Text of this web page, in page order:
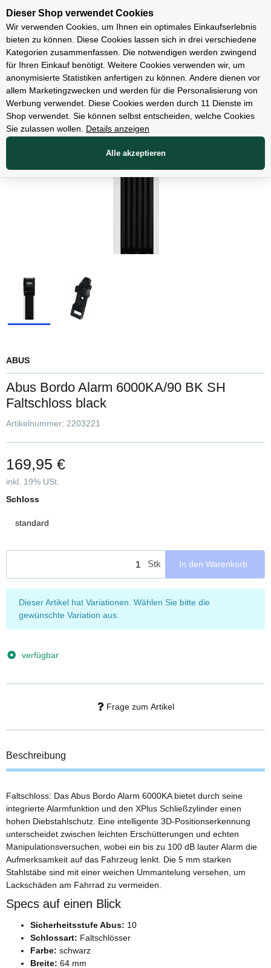
Unsere Filialen
Zubehör
ABUS
Abus Bordo Alarm 6000KA/90 BK SH
Faltschloss black
Artikelnummer: 2203221
169,95 €
inkl. 19% USt.
Schloss
standard
Stk In den Warenkorb
x
Dieser Artikel hat Variationen. Wählen Sie bitte die
gewünschte Variation aus.
verfügbar
Frage zum Artikel
Beschreibung
Faltschloss: Das Abus Bordo Alarm 6000KA bietet durch seine
integrierte Alarmfunktion und den XPlus Schließzylinder einen
hohen Diebstahlschutz. Eine intelligente 3D-Positionserkennung
unterscheidet zwischen leichten Erschütterungen und echten
Manipulationsversuchen, wobei ein bis zu 100 dB lauter Alarm die
Aufmerksamkeit auf das Fahrzeug lenkt. Die 5 mm starken
Stahlstäbe sind mit einer weichen Ummantelung versehen, um
Lackschäden am Fahrrad zu vermeiden.
Specs auf einen Blick
Sicherheitsstufe Abus: 10
Schlossart: Faltschlösser
Farbe: schwarz
Breite: 64 mm
Dieser Shop verwendet Cookies
Wir verwenden Cookies, um Ihnen ein optimales Einkaufserlebnis
bieten zu können. Diese Cookies lassen sich in drei verschiedene
Kategorien zusammenfassen. Die notwendigen werden zwingend
für Ihren Einkauf benötigt. Weitere Cookies verwenden wir, um
anonymisierte Statistiken anfertigen zu können. Andere dienen vor
allem Marketingzwecken und werden für die Personalisierung von
Werbung verwendet. Diese Cookies werden durch 11 Dienste im
Shop verwendet. Sie können selbst entscheiden, welche Cookies
Sie zulassen wollen.
Details anzeigen
Alle akzeptieren